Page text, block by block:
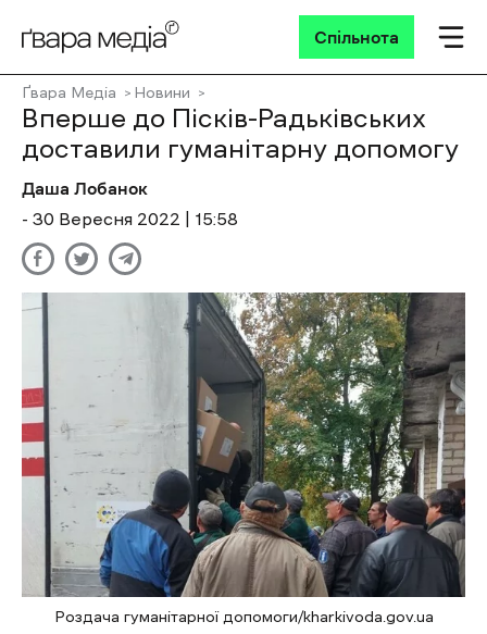
Спільнота
Ґвара Медіа Новини
Вперше до Пісків-Радьківських
доставили гуманітарну допомогу
Даша Лобанок
- 30 Вересня 2022 | 15:58
Роздача гуманітарної допомоги/kharkivoda.gov.ua